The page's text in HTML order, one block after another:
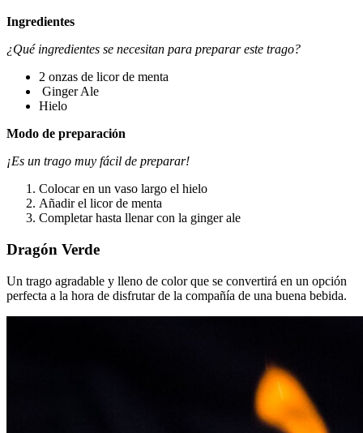
Ingredientes
¿Qué ingredientes se necesitan para preparar este trago?
2 onzas de licor de menta
Ginger Ale
Hielo
Modo de preparación
¡Es un trago muy fácil de preparar!
Colocar en un vaso largo el hielo
Añadir el licor de menta
Completar hasta llenar con la ginger ale
Dragón Verde
Un trago agradable y lleno de color que se convertirá en un opción
perfecta a la hora de disfrutar de la compañía de una buena bebida.